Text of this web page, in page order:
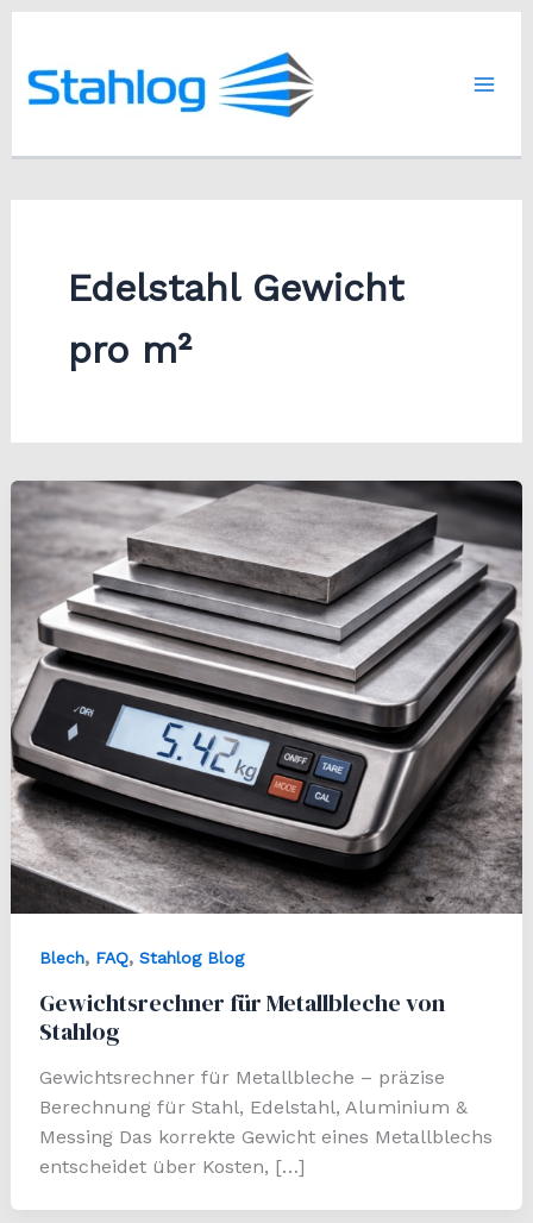
Zum
springen
Edelstahl Gewicht
pro m²
Blech, FAQ, Stahlog Blog
Gewichtsrechner für Metallbleche von
Stahlog
Gewichtsrechner für Metallbleche – präzise
Berechnung für Stahl, Edelstahl, Aluminium &
Messing Das korrekte Gewicht eines Metallblechs
entscheidet über Kosten, […]